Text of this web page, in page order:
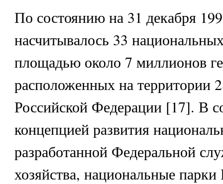
По состоянию на 31 декабря
насчитывалось 33
площадью около 7 миллионов
расположенных на территории
Российской Федерации [17]. В
концепцией развития
разработанной Федеральной
хозяйства, национальные